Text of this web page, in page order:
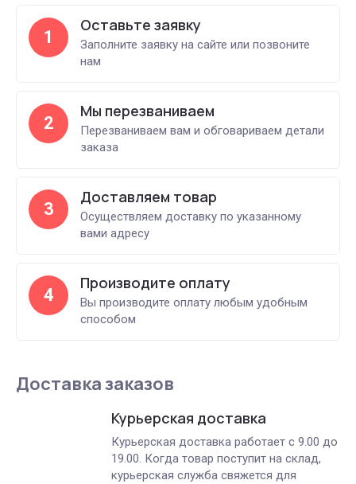
1
Оставьте заявку
Заполните заявку на сайте или позвоните
нам
2
Мы перезваниваем
Перезваниваем вам и обговариваем детали
заказа
3
Доставляем товар
Осуществляем доставку по указанному
вами адресу
4
Производите оплату
Вы производите оплату любым удобным
способом
Доставка заказов
Курьерская доставка
Курьерская доставка работает с 9.00 до
19.00. Когда товар поступит на склад,
курьерская служба свяжется для